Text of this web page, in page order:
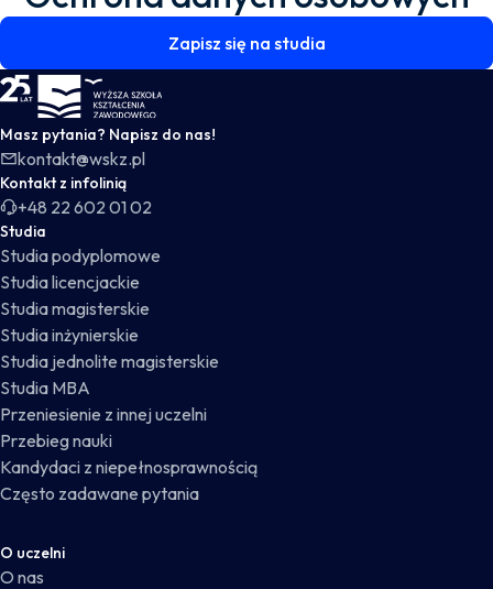
Zapisz się na studia
WSKZ - strona główna
Masz pytania? Napisz do nas!
kontakt@wskz.pl
Kontakt z infolinią
+48 22 602 01 02
Studia
Studia podyplomowe
Studia licencjackie
Studia magisterskie
Studia inżynierskie
Studia jednolite magisterskie
Studia MBA
Przeniesienie z innej uczelni
Przebieg nauki
Kandydaci z niepełnosprawnością
Często zadawane pytania
O uczelni
O nas